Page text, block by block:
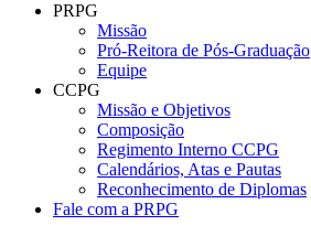
PRPG
Missão
Pró-Reitora de Pós-Graduação
Equipe
CCPG
Missão e Objetivos
Composição
Regimento Interno CCPG
Calendários, Atas e Pautas
Reconhecimento de Diplomas
Fale com a PRPG